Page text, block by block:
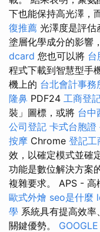
下也能保持高光澤，
復推薦 光澤度是評估
塗層化學成分的影響
dcard 您也可以將 台
程式下載到智慧型手
機上的 台北會計事務
隆鼻 PDF24 工商登
裝」圖標，或將 台中
公司登記 卡式台胞證
按摩 Chrome 登記工
效，以確定模式並確
功能是數位解決方案
複雜要求。 APS - 高
歐式外燴 seo是什麼
學 系統具有提高效
關鍵優勢。